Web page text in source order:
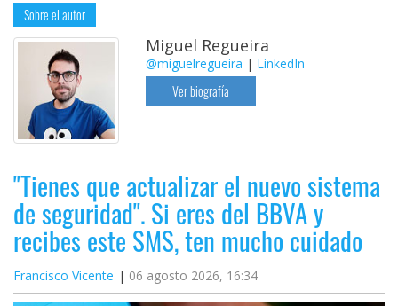
Sobre el autor
Miguel Regueira
@miguelregueira | LinkedIn
Ver biografía
"Tienes que actualizar el nuevo sistema
de seguridad". Si eres del BBVA y
recibes este SMS, ten mucho cuidado
Francisco Vicente 06 agosto 2026, 16:34